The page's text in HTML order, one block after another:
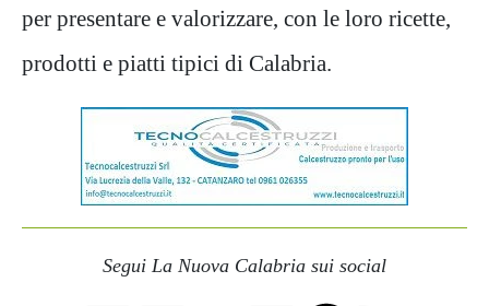
per presentare e valorizzare, con le loro ricette,
prodotti e piatti tipici di Calabria.
Segui La Nuova Calabria sui social